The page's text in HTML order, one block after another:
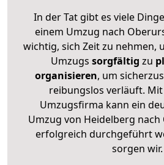
In der Tat gibt es viele
einem Umzug nach
wichtig, sich Zeit zu nehmen,
Umzugs sorgfältig zu
organisieren, um
reibungslos verläuft.
Umzugsfirma kann ein
Umzug von Heidelberg nach
erfolgreich durchgeführt
sorgen wir.